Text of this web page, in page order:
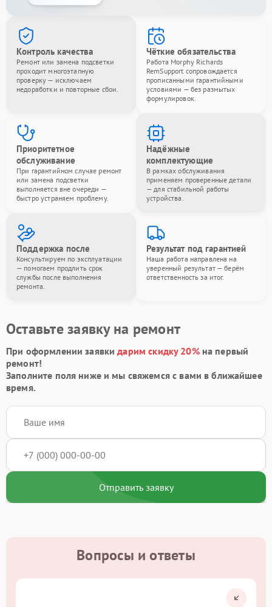
Контроль качества
Ремонт или замена подсветки
проходит многоэтапную
проверку — исключаем
недоработки и повторные сбои.
Чёткие обязательства
Работа Morphy Richards
RemSupport сопровождается
прописанными гарантийными
условиями — без размытых
формулировок.
Приоритетное
обслуживание
При гарантийном случае ремонт
или замена подсветки
выполняется вне очереди —
быстро устраняем проблему.
Надёжные
комплектующие
В рамках обслуживания
применяем проверенные детали
— для стабильной работы
устройства.
Поддержка после
Консультируем по эксплуатации
— помогаем продлить срок
службы после выполнения
ремонта.
Результат под гарантией
Наша работа направлена на
уверенный результат — берём
ответственность за итог.
Оставьте заявку на ремонт
При оформлении заявкидарим скидку 20%на первый
ремонт!
Заполните поля ниже и мы свяжемся с вами в ближайшее
время.
Отправить заявку
Вопросы и ответы